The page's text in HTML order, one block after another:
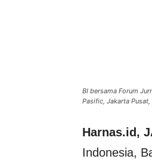
BI bersama Forum
Pasific, Jakarta
Harnas.id,
Indonesia,